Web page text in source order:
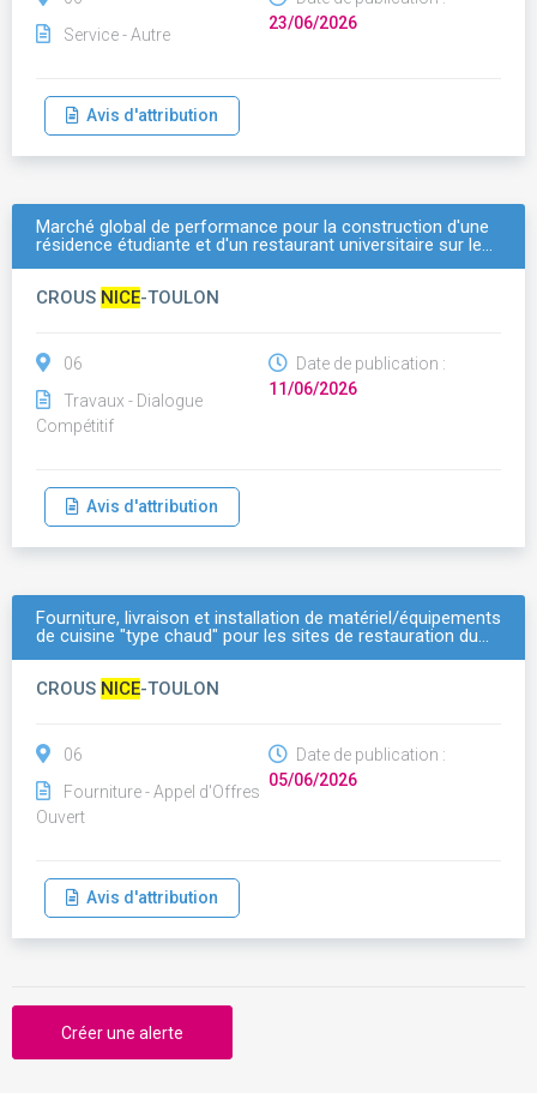
Service - Autre
23/06/2026
Avis d'attribution
Marché global de performance pour la construction d'une
résidence étudiante et d'un restaurant universitaire sur le…
CROUS NICE-TOULON
06
Travaux - Dialogue
Compétitif
Date de publication :
11/06/2026
Avis d'attribution
Fourniture, livraison et installation de matériel/équipements
de cuisine "type chaud" pour les sites de restauration du…
CROUS NICE-TOULON
06
Fourniture - Appel d'Offres
Ouvert
Date de publication :
05/06/2026
Avis d'attribution
Créer une alerte